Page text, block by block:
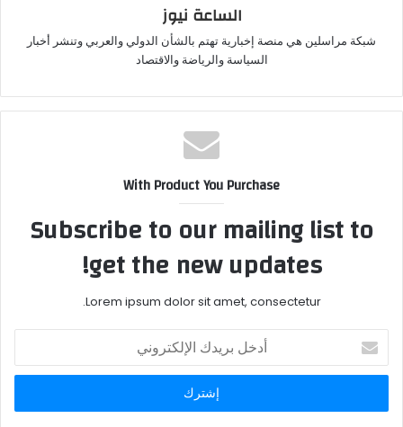
الساعة نيوز
شبكة مراسلين هي منصة إخبارية تهتم بالشأن الدولي والعربي وتنشر أخبار
السياسة والرياضة والاقتصاد
With Product You Purchase
Subscribe to our mailing list to
get the new updates!
Lorem ipsum dolor sit amet, consectetur.
أدخل
بريدك
الإلكتروني